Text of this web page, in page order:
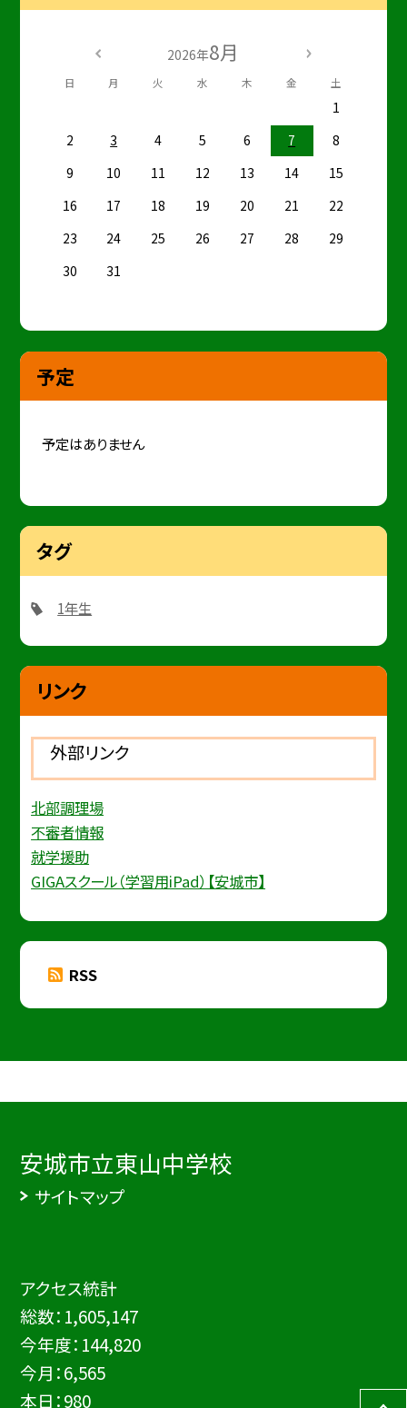
2026年8月
日 月 火 水 木 金 土
1
2
3 4 5 6 7
8
9
10 11 12 13 14
15
16
17 18 19 20 21
22
23
24 25 26 27 28
29
30
31
予定
予定はありません
タグ
1年生
リンク
外部リンク
北部調理場
不審者情報
就学援助
GIGAスクール（学習用iPad）【安城市】
RSS
安城市立東山中学校
サイトマップ
アクセス統計
総数： 1,605,147
今年度： 144,820
今月：6,565
本日：980